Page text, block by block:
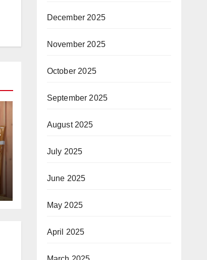
December 2025
November 2025
October 2025
September 2025
August 2025
July 2025
June 2025
May 2025
April 2025